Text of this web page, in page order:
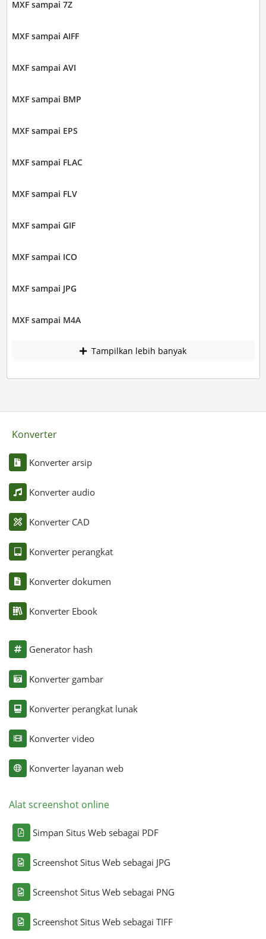
MXF sampai 7Z
MXF sampai AIFF
MXF sampai AVI
MXF sampai BMP
MXF sampai EPS
MXF sampai FLAC
MXF sampai FLV
MXF sampai GIF
MXF sampai ICO
MXF sampai JPG
MXF sampai M4A
Tampilkan lebih banyak
Konverter
Konverter arsip
Konverter audio
Konverter CAD
Konverter perangkat
Konverter dokumen
Konverter Ebook
Generator hash
Konverter gambar
Konverter perangkat lunak
Konverter video
Konverter layanan web
Alat screenshot online
Simpan Situs Web sebagai PDF
Screenshot Situs Web sebagai JPG
Screenshot Situs Web sebagai PNG
Screenshot Situs Web sebagai TIFF